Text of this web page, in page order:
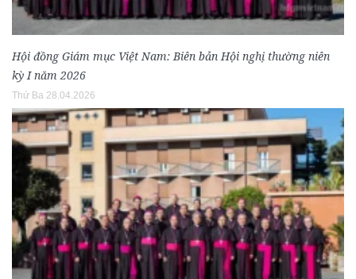
Hội đồng Giám mục Việt Nam: Biên bản Hội nghị thường niên
kỳ I năm 2026
Thứ Ba 28.04.2026